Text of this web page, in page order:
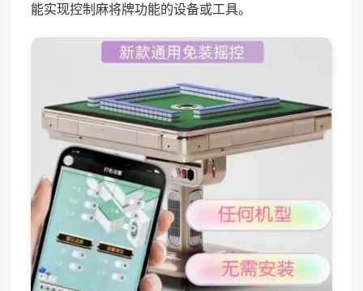
能实现控制麻将牌功能的设备或工具。